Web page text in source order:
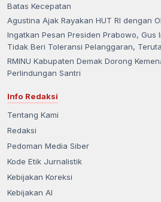
Batas Kecepatan
Agustina Ajak Rayakan HUT RI dengan
Ingatkan Pesan Presiden Prabowo, Gus
Tidak Beri Toleransi Pelanggaran,
RMINU Kabupaten Demak Dorong
Perlindungan Santri
Info Redaksi
Tentang Kami
Redaksi
Pedoman Media Siber
Kode Etik Jurnalistik
Kebijakan Koreksi
Kebijakan AI